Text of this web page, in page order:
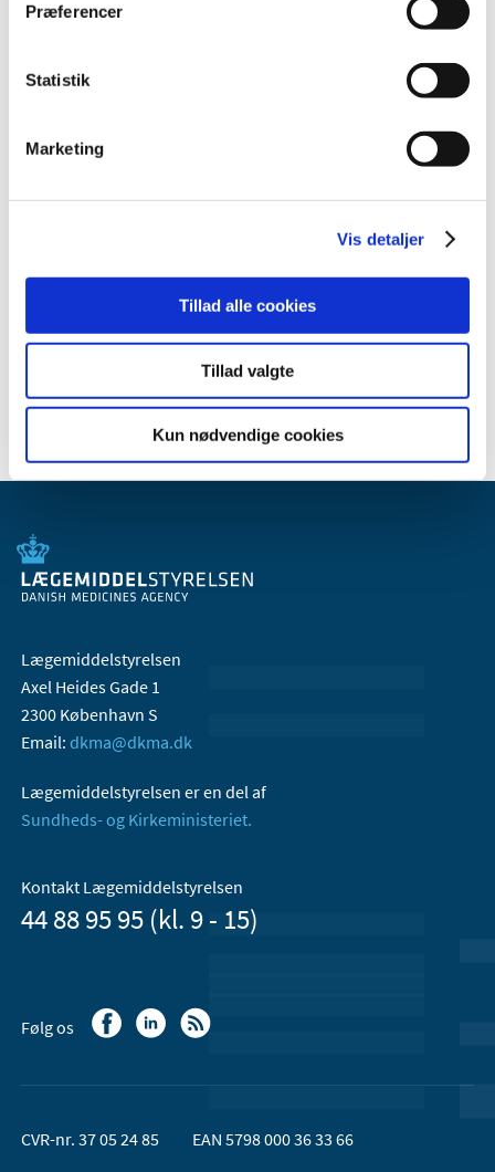
Præferencer
Statistik
Marketing
Vis detaljer
Tillad alle cookies
Tillad valgte
Kun nødvendige cookies
2014 (44)
2012 (44)
2010 (7)
2008 (8)
2006 (9)
Lægemiddelstyrelsen
Axel Heides Gade 1
2300 København S
Email: dkma@dkma.dk
Lægemiddelstyrelsen er en del af
Sundheds- og Kirkeministeriet.
Kontakt Lægemiddelstyrelsen
44 88 95 95 (kl. 9 - 15)
Følg os
CVR-nr. 37 05 24 85 EAN 5798 000 36 33 66